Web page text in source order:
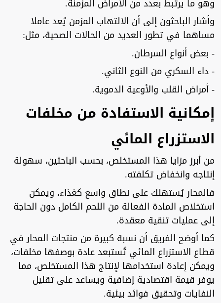
وهو ما يرتبط بعدد من الأمراض المزمنة.
وأشار الباحثون إلى أن الالتهاب المزمن يُعد عاملا
مساهما في تطور العديد من الحالات الصحية، مثل:
- بعض أنواع السرطان.
- داء السكري من النوع الثاني.
- أمراض القلب والأوعية الدموية.
إمكانية الاستفادة من مخلفات
الاستزراع المائي
من أبرز مزايا هذا المستخلص، بحسب الباحثين، سهولة
إنتاجه وانخفاض تكلفته.
فالمحار يُستهلك على نطاق واسع كغذاء، ويمكن
استخلاص المادة الفعالة من اللحم الكامل دون الحاجة
إلى عمليات تنقية معقدة.
كما أوضح الفريق أن نسبة كبيرة من منتجات المحار في
قطاع الاستزراع المائي تُستبعد عادة بوصفها مخلفات،
ويمكن إعادة استخدامها لإنتاج هذا المستخلص، مما
يوفر قيمة اقتصادية إضافية ويساعد على تقليل
النفايات وتحقيق فوائد بيئية.